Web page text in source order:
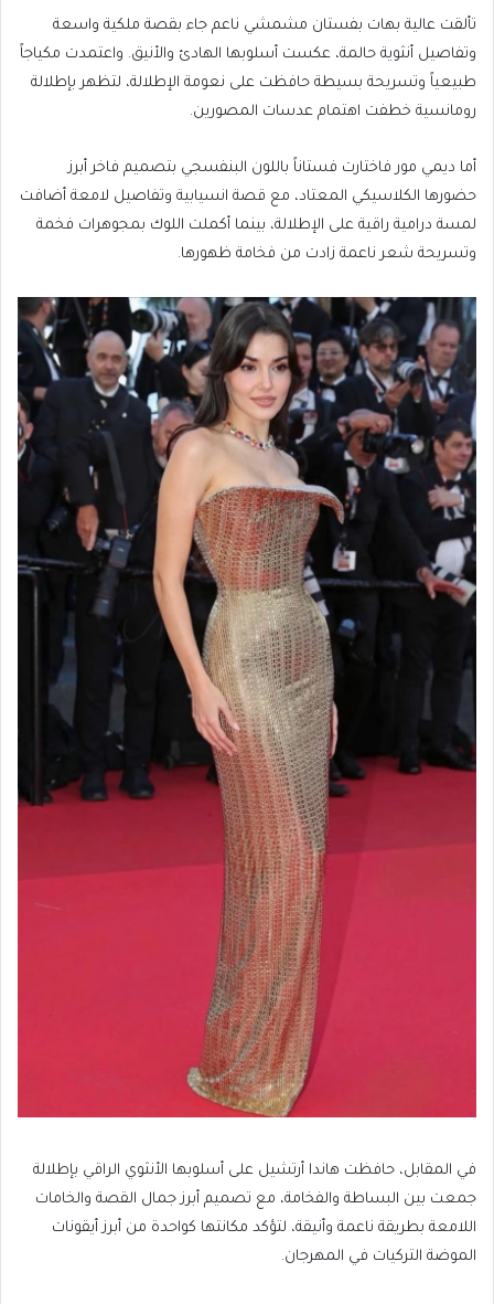
تألقت عالية بهات بفستان مشمشي ناعم جاء بقصة ملكية واسعة
وتفاصيل أنثوية حالمة، عكست أسلوبها الهادئ والأنيق. واعتمدت مكياجاً
طبيعياً وتسريحة بسيطة حافظت على نعومة الإطلالة، لتظهر بإطلالة
رومانسية خطفت اهتمام عدسات المصورين.
أما ديمي مور فاختارت فستاناً باللون البنفسجي بتصميم فاخر أبرز
حضورها الكلاسيكي المعتاد، مع قصة انسيابية وتفاصيل لامعة أضافت
لمسة درامية راقية على الإطلالة، بينما أكملت اللوك بمجوهرات فخمة
وتسريحة شعر ناعمة زادت من فخامة ظهورها.
في المقابل، حافظت هاندا أرتشيل على أسلوبها الأنثوي الراقي بإطلالة
جمعت بين البساطة والفخامة، مع تصميم أبرز جمال القصة والخامات
اللامعة بطريقة ناعمة وأنيقة، لتؤكد مكانتها كواحدة من أبرز أيقونات
الموضة التركيات في المهرجان.